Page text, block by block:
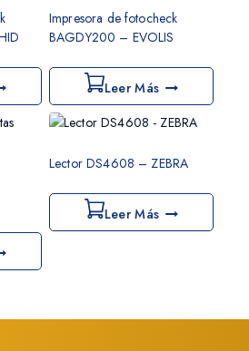
Impresora de fotocheck
BAGDY200 – EVOLIS
Leer Más
Lector DS4608 – ZEBRA
Leer Más